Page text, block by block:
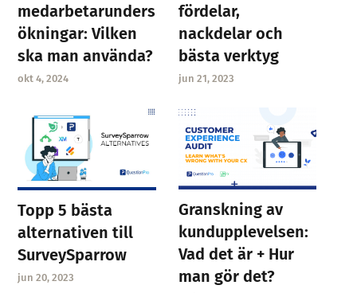
medarbetarunders
ökningar: Vilken
ska man använda?
okt 4, 2024
fördelar,
nackdelar och
bästa verktyg
jun 21, 2023
Topp 5 bästa
alternativen till
SurveySparrow
jun 20, 2023
Granskning av
kundupplevelsen:
Vad det är + Hur
man gör det?